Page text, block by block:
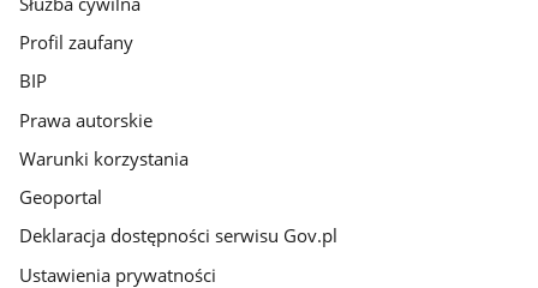
Profil zaufany
BIP
Prawa autorskie
Warunki korzystania
Geoportal
Deklaracja dostępności serwisu Gov.pl
Ustawienia prywatności